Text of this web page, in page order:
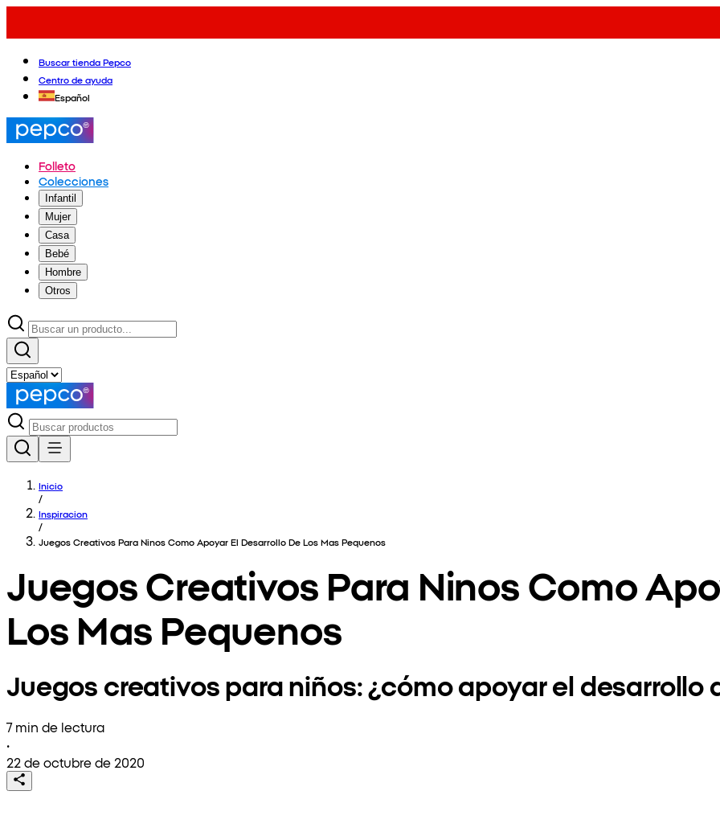
Buscar tienda Pepco
Centro de ayuda
Español
Folleto
Colecciones
Infantil
Mujer
Casa
Bebé
Hombre
Otros
Inicio
/
Inspiracion
/
Juegos Creativos Para Ninos Como Apoyar El Desarrollo De Los Mas Pequenos
Juegos Creativos Para Ninos Como
Los Mas Pequenos
Juegos creativos para niños: ¿cómo apoyar el desarrollo
7 min de lectura
•
22 de octubre de 2020